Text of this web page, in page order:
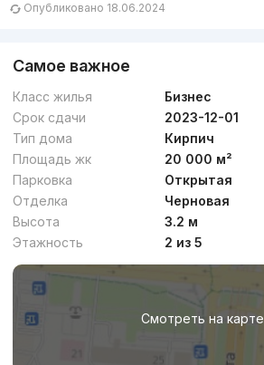
Опубликовано 18.06.2024
Самое важное
Класс жилья
Бизнес
Срок сдачи
2023-12-01
Тип дома
Кирпич
Площадь жк
20 000 м²
Парковка
Открытая
Отделка
Черновая
Высота
3.2 м
Этажность
2 из 5
Смотреть на карте